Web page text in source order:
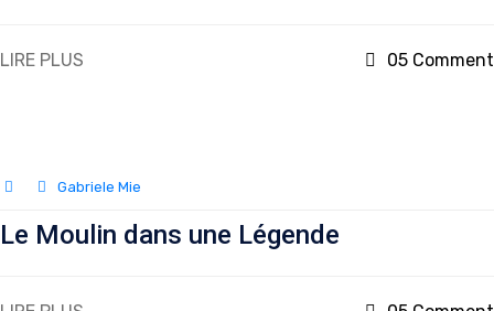
LIRE PLUS 05 Comment
Gabriele Mie
Le Moulin dans une Légende